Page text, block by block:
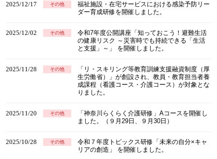
2025/12/17 その他
福祉施設・在宅サービスにおける感染予防リー
ダー育成研修を開催しました。
2025/12/02 その他
令和7年度公開講座「知っておこう！避難生活
の健康リスク ～災害時でも持続できる「生活
と支援」～」 を開催しました。
2025/11/28 その他
「リ・スキリング等教育訓練支援融資制度（厚
生労働省）」が創設され、教員・教育担当者養
成課程（看護コース・介護コース）が対象とな
りました。
2025/11/20 その他
「神奈川らくらく介護研修」Aコースを開催し
ました。（９月29日、９月30日）
2025/10/28 その他
令和７年度トピックス研修「未来の自分×キャ
リアの創造」 を開催しました。